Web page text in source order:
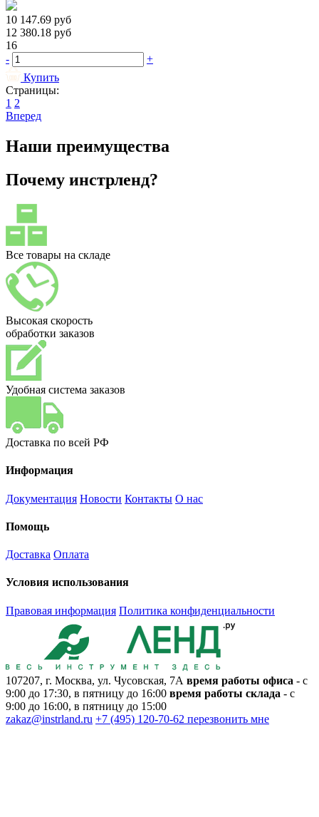
10 147.69 руб
12 380.18 руб
16
-
+
Купить
Страницы:
1 2
Вперед
Наши преимущества
Почему инстрленд?
Все товары на складе
Высокая скорость
обработки заказов
Удобная система заказов
Доставка по всей РФ
Информация
Документация Новости Контакты О нас
Помощь
Доставка Оплата
Условия использования
Правовая информация Политика конфиденциальности
107207, г. Москва, ул. Чусовская, 7А время работы офиса - с
9:00 до 17:30, в пятницу до 16:00 время работы склада - с
9:00 до 16:00, в пятницу до 15:00
zakaz@instrland.ru +7 (495) 120-70-62 перезвонить мне